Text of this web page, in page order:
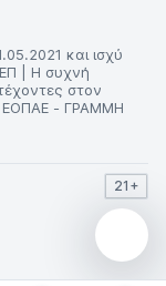
και ισχύ
| Η συχνή
στον
| ΕΟΠΑΕ - ΓΡΑΜΜΗ
21+